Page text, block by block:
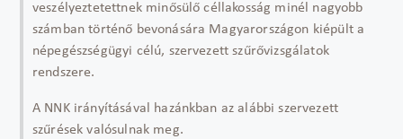
veszélyeztetettnek minősülő céllakosság minél nagyobb
számban történő bevonására Magyarországon kiépült a
népegészségügyi célú, szervezett szűrővizsgálatok
rendszere.
A NNK irányításával hazánkban az alábbi szervezett
szűrések valósulnak meg.